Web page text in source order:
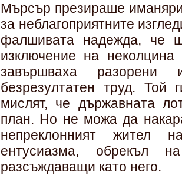
Мърсър презираше
за неблагоприятните
фалшивата надежда, че
изключение на
завършваха разорени
безрезултатен труд. Той
мислят, че държавната
план. Но не можа да
непреклонният жител
ентусиазма, обрекъл
разсъждаващи като него.